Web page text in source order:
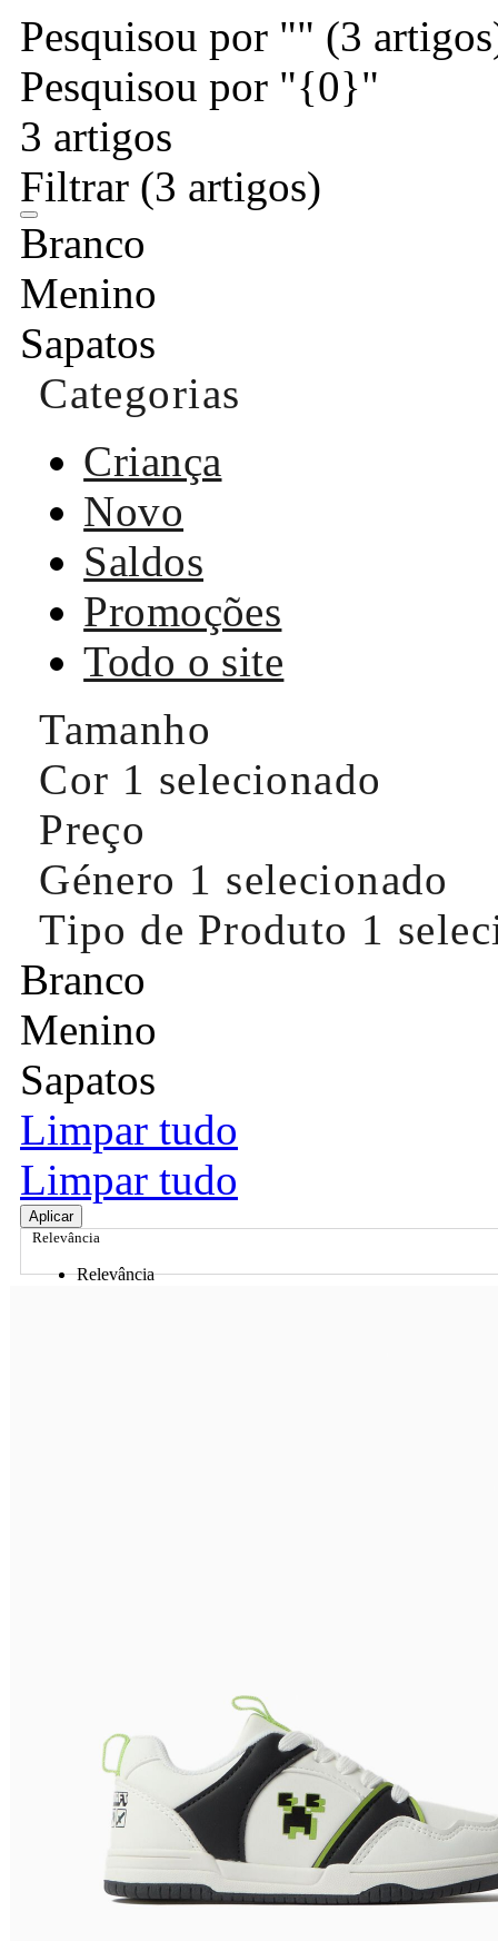
Pesquisou por "" (3
Pesquisou por "{0}"
3 artigos
Filtrar (3 artigos)
Branco
Menino
Sapatos
Categorias
Criança
Novo
Saldos
Promoções
Todo o site
Tamanho
Cor 1 selecionado
Preço
Género 1 selecionado
Tipo de Produto 1
Branco
Menino
Sapatos
Limpar tudo
Limpar tudo
Aplicar
Relevância
Relevância